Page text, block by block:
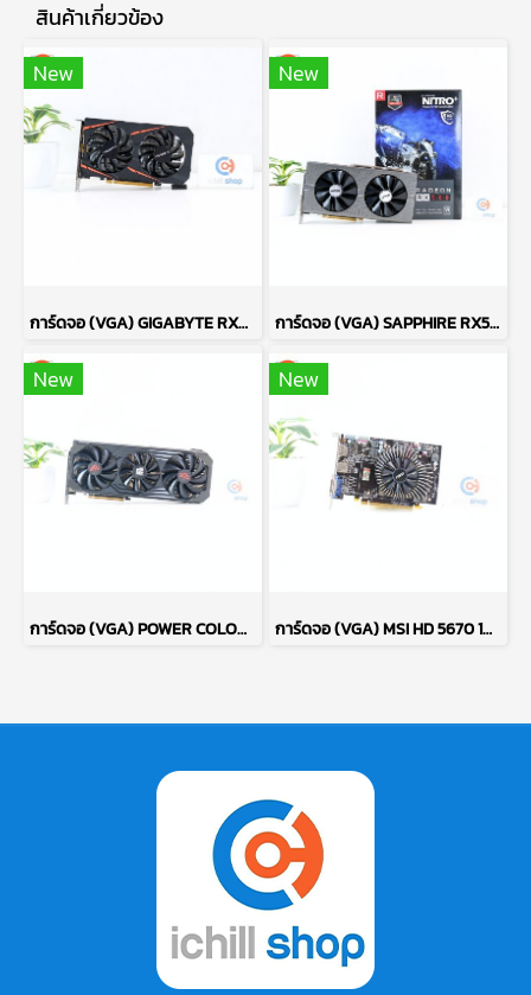
สินค้าเกี่ยวข้อง
New
การ์ดจอ (VGA) GIGABYTE RX460 2GB 2F WINDFORCE OC P16102
New
การ์ดจอ (VGA) SAPPHIRE RX580 8GB 2F NITRO+ P12194
New
การ์ดจอ (VGA) POWER COLOR RED DEVIL RX6700XT 12GB 3F P15085
New
การ์ดจอ (VGA) MSI HD 5670 1GB 1F GDDR5 P17666